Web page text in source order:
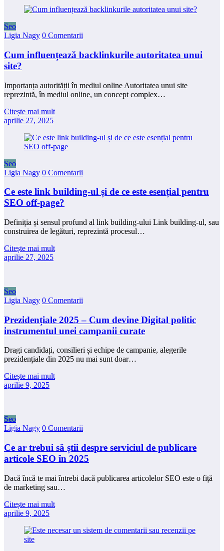
Seo
Ligia Nagy 0 Comentarii
Cum influențează backlinkurile autoritatea unui
site?
Importanța autorității în mediul online Autoritatea unui site
reprezintă, în mediul online, un concept complex…
Citește mai mult
aprilie 27, 2025
Seo
Ligia Nagy 0 Comentarii
Ce este link building-ul și de ce este esențial pentru
SEO off-page?
Definiția și sensul profund al link building-ului Link building-ul, sau
construirea de legături, reprezintă procesul…
Citește mai mult
aprilie 27, 2025
Seo
Ligia Nagy 0 Comentarii
Prezidențiale 2025 – Cum devine Digital politic
instrumentul unei campanii curate
Dragi candidați, consilieri și echipe de campanie, alegerile
prezidențiale din 2025 nu mai sunt doar…
Citește mai mult
aprilie 9, 2025
Seo
Ligia Nagy 0 Comentarii
Ce ar trebui să știi despre serviciul de publicare
articole SEO în 2025
Dacă încă te mai întrebi dacă publicarea articolelor SEO este o fiță
de marketing sau…
Citește mai mult
aprilie 9, 2025